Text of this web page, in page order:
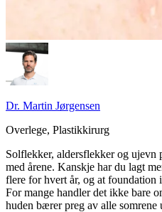
Dr. Martin Jørgensen
Overlege, Plastikkirurg
Solflekker, aldersflekker og ujevn
med årene. Kanskje har du lagt
flere for hvert år, og at foundation
For mange handler det ikke bare
huden bærer preg av alle